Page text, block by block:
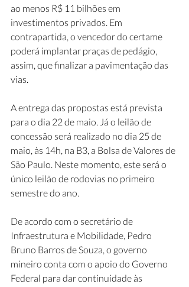
ao menos R$ 11 bilhões em
investimentos privados. Em
contrapartida, o vencedor do certame
poderá implantar praças de pedágio,
assim, que finalizar a pavimentação das
vias.
A entrega das propostas está prevista
para o dia 22 de maio. Já o leilão de
concessão será realizado no dia 25 de
maio, às 14h, na B3, a Bolsa de Valores de
São Paulo. Neste momento, este será o
único leilão de rodovias no primeiro
semestre do ano.
De acordo com o secretário de
Infraestrutura e Mobilidade, Pedro
Bruno Barros de Souza, o governo
mineiro conta com o apoio do Governo
Federal para dar continuidade às